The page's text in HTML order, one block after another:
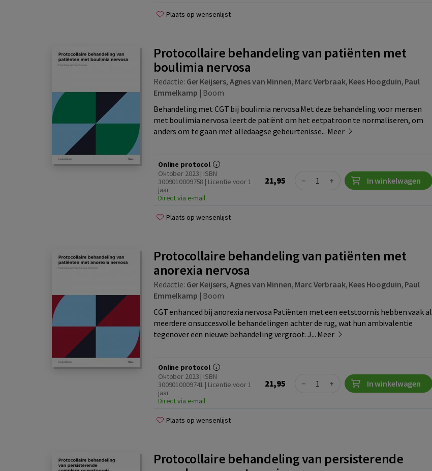
Plaats op wensenlijst
Protocollaire behandeling van patiënten met
boulimia nervosa
Redactie: Ger Keijsers, Agnes van Minnen, Marc Verbraak, Kees Hoogduin, Paul
Emmelkamp | Boom
Behandeling met CGT bij boulimia nervosa Met deze behandeling voor mensen
met boulimia nervosa leert de patiënt om het eetpatroon te normaliseren, om
anders om te gaan met alledaagse gebeurtenisse... Meer
Online protocol
Oktober 2023 | ISBN
3009010009758 | Licentie voor 1
jaar
Direct via e-mail
21,95 Quantity
− + In winkelwagen
Plaats op wensenlijst
Protocollaire behandeling van patiënten met
anorexia nervosa
Redactie: Ger Keijsers, Agnes van Minnen, Marc Verbraak, Kees Hoogduin, Paul
Emmelkamp | Boom
CGT enhanced bij anorexia nervosa Patiënten met een eetstoornis hebben vaak al
meerdere onsuccesvolle behandelingen achter de rug, wat hun ambivalentie
tegenover een nieuwe behandeling vergroot. J... Meer
Online protocol
Oktober 2023 | ISBN
3009010009741 | Licentie voor 1
jaar
Direct via e-mail
21,95 Quantity
− + In winkelwagen
Plaats op wensenlijst
Protocollaire behandeling van persisterende